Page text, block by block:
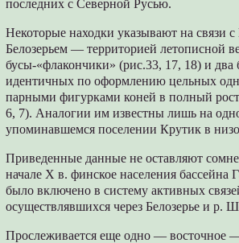
последних с Северной Русью.
Некоторые находки указывают на связи
Белозерьем — территорией летописной
бусы-«флакончики» (рис.33, 17, 18) и
идентичных по оформлению цельных
парными фигурками коней в полный
6, 7). Аналогии им известны лишь на
упоминавшемся поселении Крутик в
Приведенные данные не оставляют
начале X в. финское населения бассейна
было включено в систему активных
осуществлявшихся через Белозерье и р.
Прослеживается еще одно — восточное